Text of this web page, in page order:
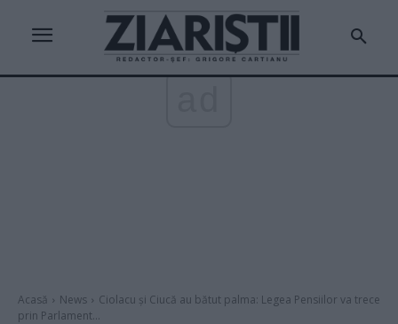
Acasă News
Ciolacu și Ciucă au bătut palma: Legea Pensiilor va trece
prin Parlament...